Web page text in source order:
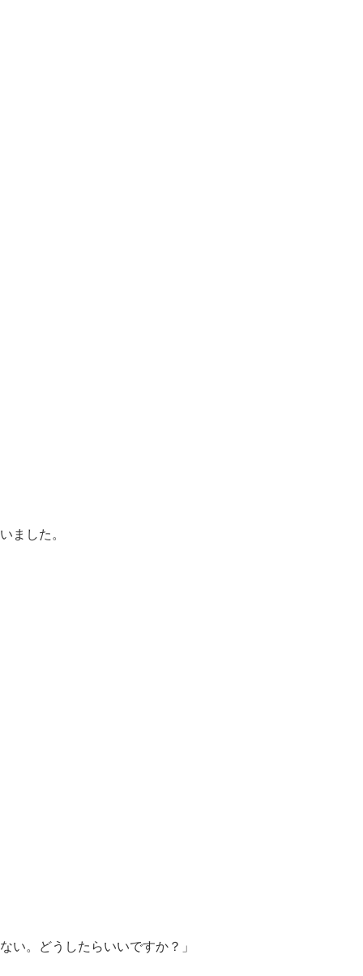
ました。
い。 どうしたらいいですか？」